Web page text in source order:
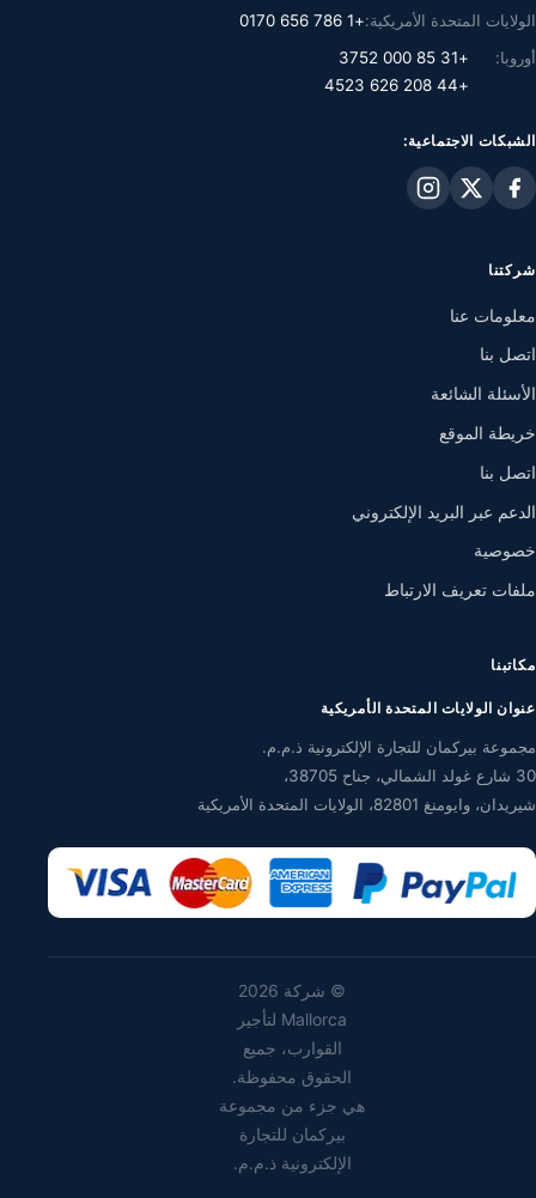
الولايات المتحدة الأمريكية:+1 786 656 0170
أوروبا:
+31 85 000 3752
+44 208 626 4523
الشبكات الاجتماعية:
شركتنا
معلومات عنا
اتصل بنا
الأسئلة الشائعة
خريطة الموقع
اتصل بنا
الدعم عبر البريد الإلكتروني
خصوصية
ملفات تعريف الارتباط
مكاتبنا
عنوان الولايات المتحدة الأمريكية
مجموعة بيركمان للتجارة الإلكترونية ذ.م.م.
30 شارع غولد الشمالي، جناح 38705،
شيريدان، وايومنغ 82801، الولايات المتحدة الأمريكية
©
شركة 2026
Mallorca لتأجير
القوارب، جميع
الحقوق محفوظة.
هي جزء من مجموعة
بيركمان للتجارة
الإلكترونية ذ.م.م.